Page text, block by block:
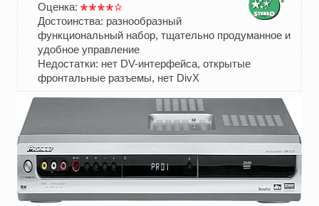
Оценка:
Достоинства: разнообразный
функциональный набор, тщательно продуманное и
удобное управление
Недостатки: нет DV-интерфейса, открытые
фронтальные разъемы, нет DivX